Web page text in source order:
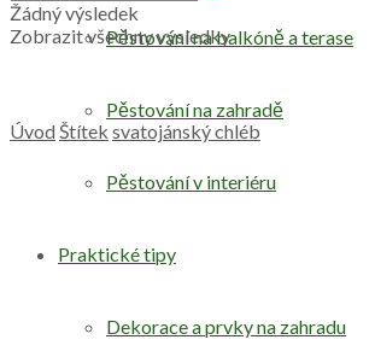
Pěstování na balkóně a terase
Pěstování na zahradě
Pěstování v interiéru
Praktické tipy
Dekorace a prvky na zahradu
Žádný výsledek
Zobrazit všechny výsledky
Úvod Štítek svatojánský chléb